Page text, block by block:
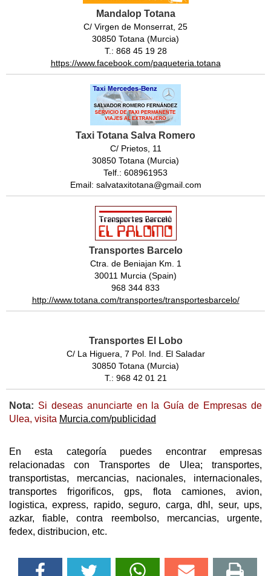
Mandalop Totana
C/ Virgen de Monserrat, 25
30850 Totana (Murcia)
T.: 868 45 19 28
https://www.facebook.com/paqueteria.totana
Taxi Totana Salva Romero
C/ Prietos, 11
30850 Totana (Murcia)
Telf.: 608961953
Email: salvataxitotana@gmail.com
Transportes Barcelo
Ctra. de Beniajan Km. 1
30011 Murcia (Spain)
968 344 833
http://www.totana.com/transportes/transportesbarcelo/
Transportes El Lobo
C/ La Higuera, 7 Pol. Ind. El Saladar
30850 Totana (Murcia)
T.: 968 42 01 21
Nota: Si deseas anunciarte en la Guía de Empresas de
Ulea, visita Murcia.com/publicidad
En esta categoría puedes encontrar empresas
relacionadas con Transportes de Ulea; transportes,
transportistas, mercancias, nacionales, internacionales,
transportes frigorificos, gps, flota camiones, avion,
logistica, express, rapido, seguro, carga, dhl, seur, ups,
azkar, fiable, contra reembolso, mercancias, urgente,
fedex, distribucion, etc.